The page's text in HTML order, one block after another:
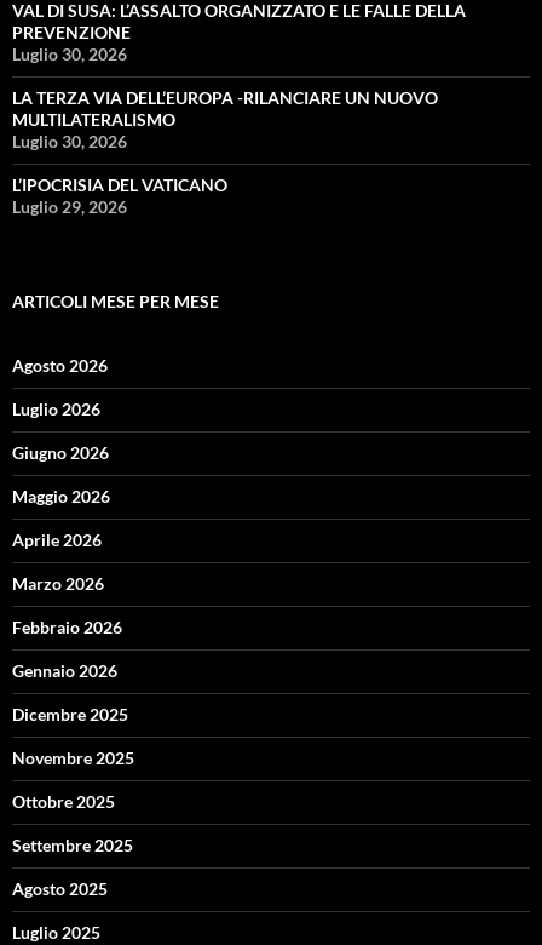
VAL DI SUSA: L’ASSALTO ORGANIZZATO E LE FALLE DELLA
PREVENZIONE
Luglio 30, 2026
LA TERZA VIA DELL’EUROPA -RILANCIARE UN NUOVO
MULTILATERALISMO
Luglio 30, 2026
L’IPOCRISIA DEL VATICANO
Luglio 29, 2026
ARTICOLI MESE PER MESE
Agosto 2026
Luglio 2026
Giugno 2026
Maggio 2026
Aprile 2026
Marzo 2026
Febbraio 2026
Gennaio 2026
Dicembre 2025
Novembre 2025
Ottobre 2025
Settembre 2025
Agosto 2025
Luglio 2025